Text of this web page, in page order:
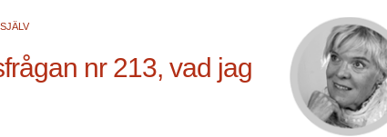
nr 213, vad jag